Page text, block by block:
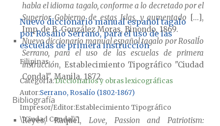
habla el idioma tagalo, conforme a lo decretado por el
Superior Gobierno de estas Islas, y aumentado [...],
Imp. de B. González Moras, Binondo, 1869.
Nuevo diccionario manual español tagalo por RosalÍo
Serrano, para el uso de las escuelas de primera
instrucción, Establecimiento Tipográfico "Ciudad
Condal", Manila, 1872.
Bibliografía
Reyes, Raquel,Love, Passion and Patriotism:
Nuevo diccionario manual español tagalo
por Rosalío Serrano, para el uso de las
escuelas de primera instrucción
Filipinas
Categoría:Diccionarios y obras lexicográficas
Autor Serrano, Rosalío (1802-1867)
Impresor/Editor Establecimiento Tipográfico
\"Ciudad Condal\"